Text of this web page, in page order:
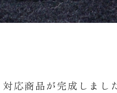
応商品が完成しまし